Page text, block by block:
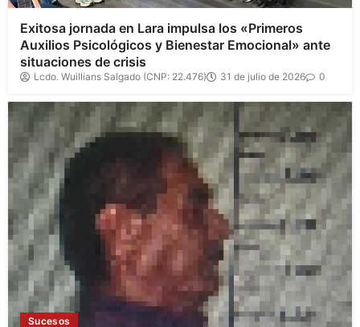
Exitosa jornada en Lara impulsa los «Primeros
Auxilios Psicológicos y Bienestar Emocional» ante
situaciones de crisis
Lcdo. Wuillians Salgado (CNP: 22.476) 31 de julio de 2026 0
Sucesos